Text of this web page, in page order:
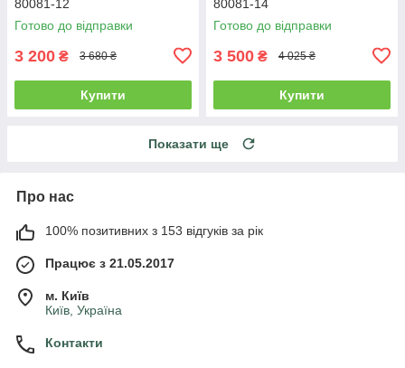
80081-12
Готово до відправки
3 200 ₴ 3 680 ₴
Купити
80081-14
Готово до відправки
3 500 ₴ 4 025 ₴
Купити
Показати ще
Про нас
100% позитивних з 153 відгуків за рік
Працює з 21.05.2017
м. Київ
Київ, Україна
Контакти